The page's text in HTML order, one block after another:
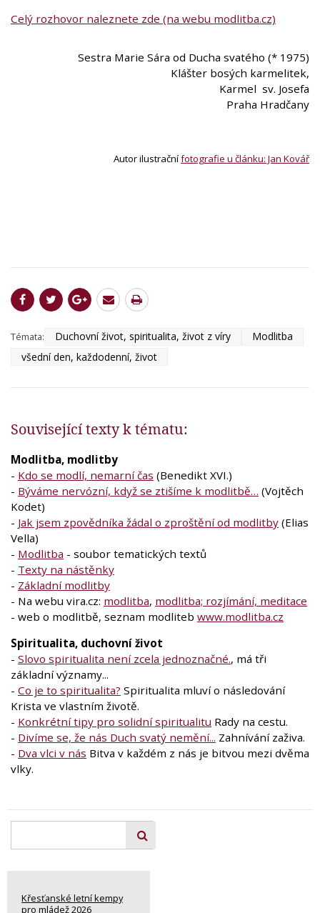
Celý rozhovor naleznete zde (na webu modlitba.cz)
Sestra Marie Sára od Ducha svatého (* 1975)
Klášter bosých karmelitek,
Karmel sv. Josefa
Praha Hradčany
Autor ilustračnífotografie u článku: Jan Kovář
Témata: Duchovní život, spiritualita, život z víry
Modlitba
všední den, každodenní, život
Související texty k tématu:
Modlitba, modlitby
- Kdo se modlí, nemarní čas (Benedikt XVI.)
- Býváme nervózní, když se ztišíme k modlitbě… (Vojtěch
Kodet)
- Jak jsem zpovědníka žádal o zproštění od modlitby (Elias
Vella)
- Modlitba - soubor tematických textů
- Texty na nástěnky
- Základní modlitby
- Na webu vira.cz: modlitba, modlitba; rozjímání, meditace
- web o modlitbě, seznam modliteb www.modlitba.cz
Spiritualita, duchovní život
- Slovo spiritualita není zcela jednoznačné., má tři
základní významy...
- Co je to spiritualita? Spiritualita mluví o následování
Krista ve vlastním životě.
- Konkrétní tipy pro solidní spiritualitu Rady na cestu.
- Divíme se, že nás Duch svatý nemění... Zahnívání zaživa.
- Dva vlci v nás Bitva v každém z nás je bitvou mezi dvěma
vlky.
Křesťanské letní kempy
pro mládež 2026